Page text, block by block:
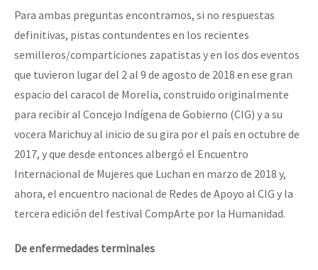
Libros para descargar
Medios Libres
COVID-19
Eventos
Contacto
Para ambas preguntas encontramos, si no respuestas
definitivas, pistas contundentes en los recientes
semilleros/comparticiones zapatistas y en los dos eventos
que tuvieron lugar del 2 al 9 de agosto de 2018 en ese gran
espacio del caracol de Morelia, construido originalmente
para recibir al Concejo Indígena de Gobierno (CIG) y a su
vocera Marichuy al inicio de su gira por el país en octubre de
2017, y que desde entonces albergó el Encuentro
Internacional de Mujeres que Luchan en marzo de 2018 y,
ahora, el encuentro nacional de Redes de Apoyo al CIG y la
tercera edición del festival CompArte por la Humanidad.
De enfermedades terminales